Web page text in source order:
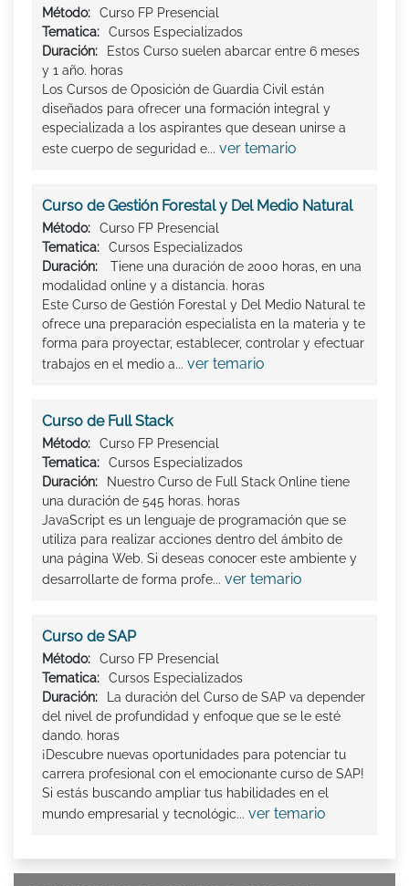
Método:
Curso FP Presencial
Tematica:
Cursos Especializados
Duración:
Estos Curso suelen abarcar entre 6 meses
y 1 año. horas
Los Cursos de Oposición de Guardia Civil están
diseñados para ofrecer una formación integral y
especializada a los aspirantes que desean unirse a
este cuerpo de seguridad e... ver temario
Curso de Gestión Forestal y Del Medio Natural
Método:
Curso FP Presencial
Tematica:
Cursos Especializados
Duración:
Tiene una duración de 2000 horas, en una
modalidad online y a distancia. horas
Este Curso de Gestión Forestal y Del Medio Natural te
ofrece una preparación especialista en la materia y te
forma para proyectar, establecer, controlar y efectuar
trabajos en el medio a... ver temario
Curso de Full Stack
Método:
Curso FP Presencial
Tematica:
Cursos Especializados
Duración:
Nuestro Curso de Full Stack Online tiene
una duración de 545 horas. horas
JavaScript es un lenguaje de programación que se
utiliza para realizar acciones dentro del ámbito de
una página Web. Si deseas conocer este ambiente y
desarrollarte de forma profe... ver temario
Curso de SAP
Método:
Curso FP Presencial
Tematica:
Cursos Especializados
Duración:
La duración del Curso de SAP va depender
del nivel de profundidad y enfoque que se le esté
dando. horas
¡Descubre nuevas oportunidades para potenciar tu
carrera profesional con el emocionante curso de SAP!
Si estás buscando ampliar tus habilidades en el
mundo empresarial y tecnológic... ver temario